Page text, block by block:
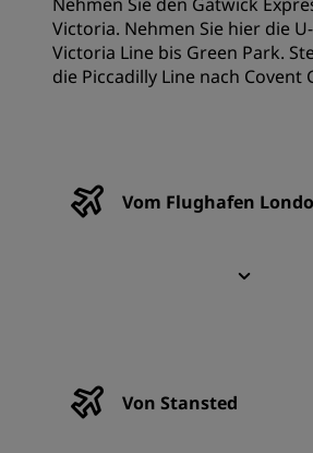
Victoria. Nehmen Sie hier die
Victoria Line bis Green Park.
die Piccadilly Line nach Covent
Vom Flughafen
Von Stansted